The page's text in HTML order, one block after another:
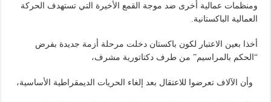
ومنظمات عمالية أخرى ضد موجة القمع الأخيرة التي تستهدف الحركة
العمالية الباكستانية.
أخذا بعين الاعتبار لكون باكستان دخلت مرحلة أزمة جديدة بفرض
“الحكم بالمراسيم” من طرف دكتاتورية مشرف،
وأن الآلاف تعرضوا للاعتقال بعد إلغاء الحريات الديمقراطية الأساسية،